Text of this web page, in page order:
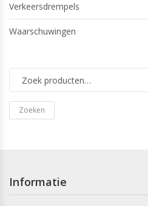
Verkeersdrempels
Waarschuwingen
Zoeken
Informatie